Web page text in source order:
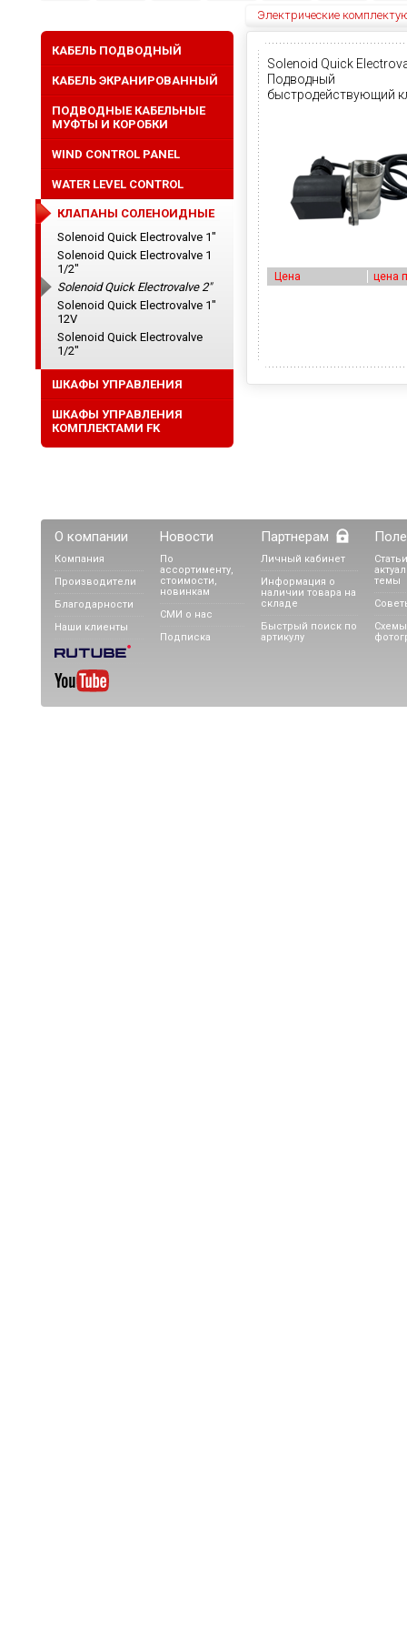
Электрические
Solenoid Quick
Подводный
быстродействующий
Цена цена
КАБЕЛЬ ПОДВОДНЫЙ
КАБЕЛЬ ЭКРАНИРОВАННЫЙ
ПОДВОДНЫЕ КАБЕЛЬНЫЕ
МУФТЫ И КОРОБКИ
WIND CONTROL PANEL
WATER LEVEL CONTROL
КЛАПАНЫ СОЛЕНОИДНЫЕ
Solenoid Quick Electrovalve 1"
Solenoid Quick Electrovalve 1
1/2"
Solenoid Quick Electrovalve 2"
Solenoid Quick Electrovalve 1"
12V
Solenoid Quick Electrovalve
1/2"
ШКАФЫ УПРАВЛЕНИЯ
ШКАФЫ УПРАВЛЕНИЯ
КОМПЛЕКТАМИ FK
О компании
Компания
Производители
Благодарности
Наши клиенты
Новости
По
ассортименту,
стоимости,
новинкам
СМИ о нас
Подписка
Партнерам
Личный кабинет
Информация о
наличии товара на
складе
Быстрый поиск по
артикулу
темы